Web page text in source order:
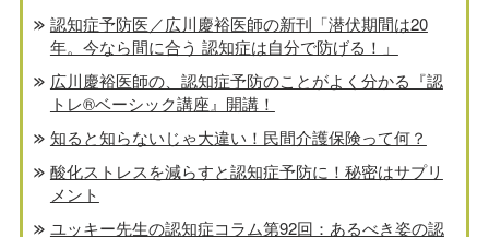
認知症予防医／広川慶裕医師の新刊「潜伏期間は20
年。今なら間に合う 認知症は自分で防げる！」
広川慶裕医師の、認知症予防のことがよく分かる『認
トレ®️ベーシック講座』開講！
知ると知らないじゃ大違い！民間介護保険って何？
酸化ストレスを減らすと認知症予防に！秘密はサプリ
メント
ユッキー先生の認知症コラム第92回：あるべき姿の認